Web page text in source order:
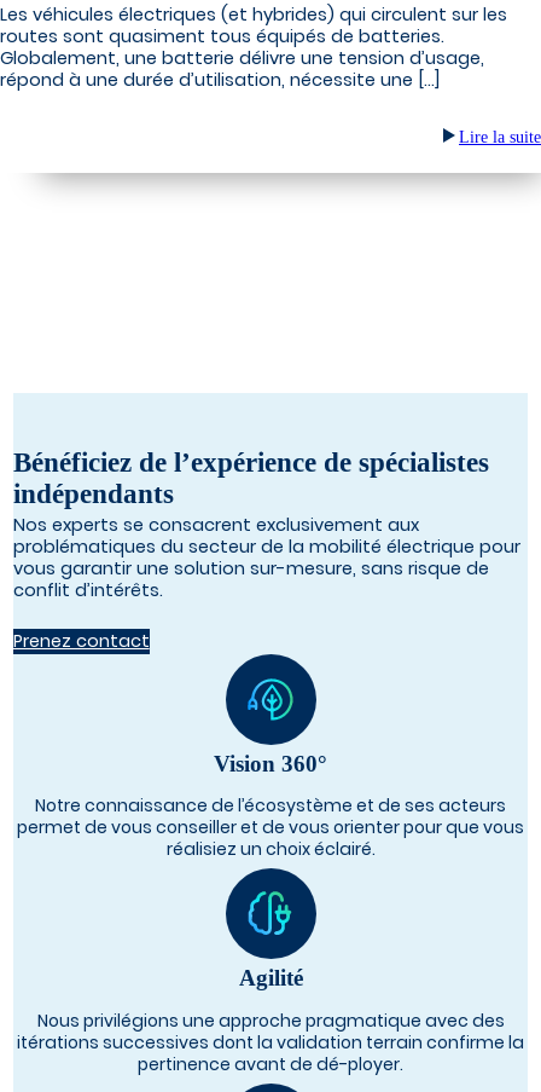
Les véhicules électriques (et hybrides) qui circulent sur les
routes sont quasiment tous équipés de batteries.
Globalement, une batterie délivre une tension d’usage,
répond à une durée d’utilisation, nécessite une […]
Lire la suite
Bénéficiez de l’expérience de spécialistes
indépendants
Nos experts se consacrent exclusivement aux
problématiques du secteur de la mobilité électrique pour
vous garantir une solution sur-mesure, sans risque de
conflit d’intérêts.
Prenez contact
Vision 360°
Notre connaissance de l’écosystème et de ses acteurs
permet de vous conseiller et de vous orienter pour que vous
réalisiez un choix éclairé.
Agilité
Nous privilégions une approche pragmatique avec des
itérations successives dont la validation terrain confirme la
pertinence avant de dé-ployer.